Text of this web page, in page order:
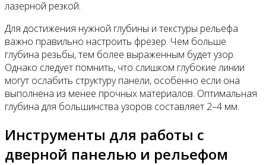
лазерной резкой.
Для достижения нужной глубины и текстуры рельефа
важно правильно настроить фрезер. Чем больше
глубина резьбы, тем более выраженным будет узор.
Однако следует помнить, что слишком глубокие линии
могут ослабить структуру панели, особенно если она
выполнена из менее прочных материалов. Оптимальная
глубина для большинства узоров составляет 2–4 мм.
Инструменты для работы с
дверной панелью и рельефом